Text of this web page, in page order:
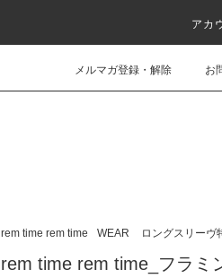
アカ
メルマガ登録・解除 お
rem time rem time WEAR ロングスリーヴ
rem time rem time_フラミ